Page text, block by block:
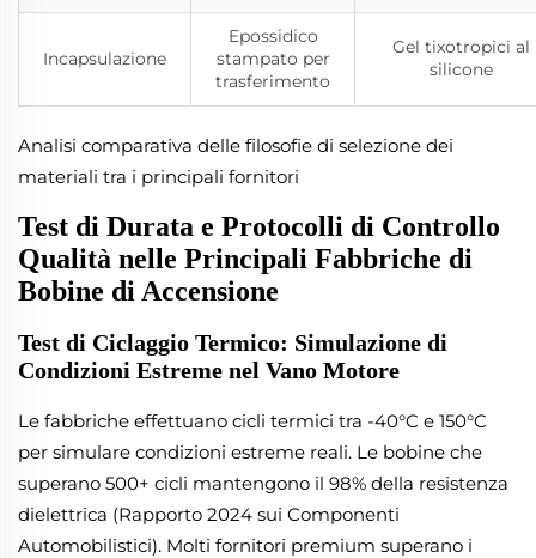
Incapsulazione
Epossidico
stampato per
trasferimento
Gel tixotropici al
silicone
Analisi comparativa delle filosofie di selezione dei
materiali tra i principali fornitori
Test di Durata e Protocolli di Controllo
Qualità nelle Principali Fabbriche di
Bobine di Accensione
Test di Ciclaggio Termico: Simulazione di
Condizioni Estreme nel Vano Motore
Le fabbriche effettuano cicli termici tra -40°C e 150°C
per simulare condizioni estreme reali. Le bobine che
superano 500+ cicli mantengono il 98% della resistenza
dielettrica (Rapporto 2024 sui Componenti
Automobilistici). Molti fornitori premium superano i